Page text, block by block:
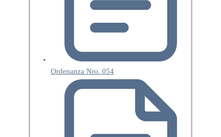
Ordenanza Nro. 054